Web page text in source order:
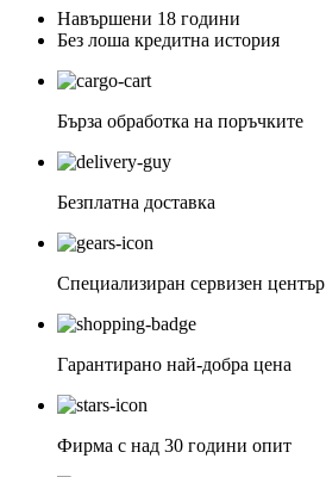
Навършени 18 години
Без лоша кредитна история
Бърза обработка на поръчките
Безплатна доставка
Специализиран сервизен център
Гарантирано най-добра цена
Фирма с над 30 години опит